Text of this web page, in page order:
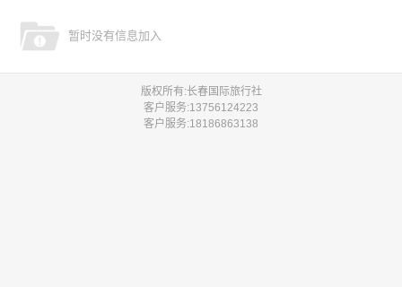
暂时没有信息加入
版权所有:长春国际旅行社
客户服务:13756124223
客户服务:18186863138